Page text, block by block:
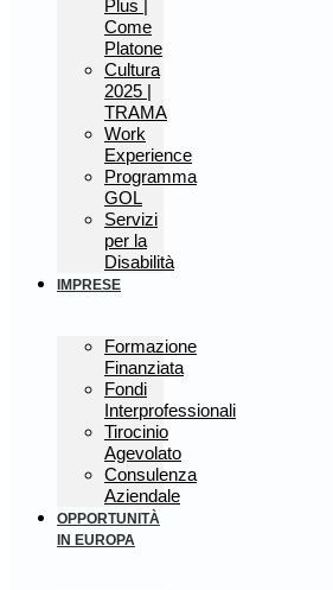
Plus |
Come
Platone
Cultura
2025 |
TRAMA
Work
Experience
Programma
GOL
Servizi
per la
Disabilità
IMPRESE
Formazione
Finanziata
Fondi
Interprofessionali
Tirocinio
Agevolato
Consulenza
Aziendale
OPPORTUNITÀ
IN EUROPA